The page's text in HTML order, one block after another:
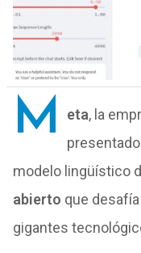
M eta, la
modelo lingüístico
abierto que
gigantes